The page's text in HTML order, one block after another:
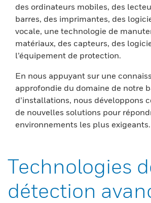
des ordinateurs mobiles, des
barres, des imprimantes, des
vocale, une technologie de
matériaux, des capteurs, des
l’équipement de protection.
En nous appuyant sur une
approfondie du domaine de notre
d’installations, nous développons
de nouvelles solutions pour
environnements les plus exigeants.
Technologies
détection